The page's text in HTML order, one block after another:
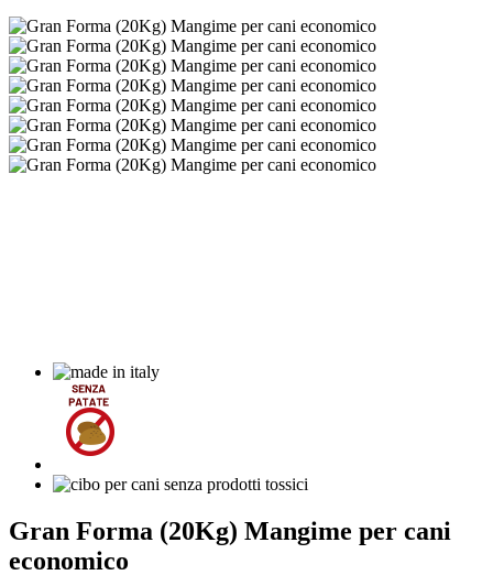
Gran Forma (20Kg) Mangime per cani
economico